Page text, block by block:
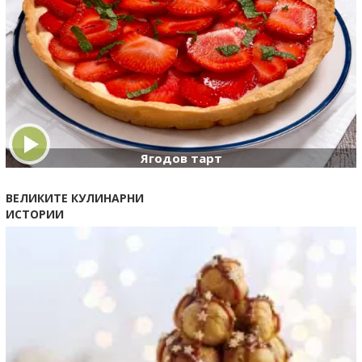
Ягодов тарт
ВЕЛИКИТЕ КУЛИНАРНИ
ИСТОРИИ